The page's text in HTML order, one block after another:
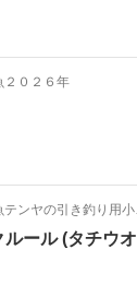
２０２６年
ヤの引き釣り用小物とかいろいろ
ール (タチウオ